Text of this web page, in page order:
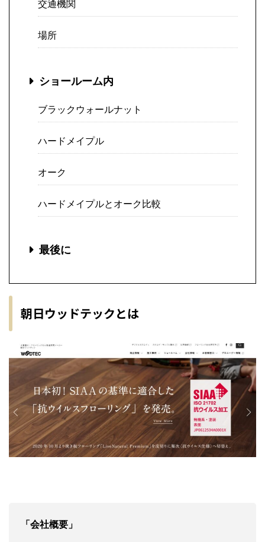
交通機関
場所
ショールーム内
ブラックウォールナット
ハードメイプル
オーク
ハードメイプルとオーク比較
最後に
朝日ウッドテックとは
「会社概要」